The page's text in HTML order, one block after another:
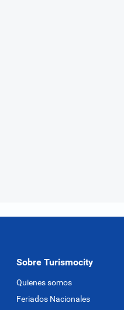
Sobre Turismocity
Quienes somos
Feriados Nacionales